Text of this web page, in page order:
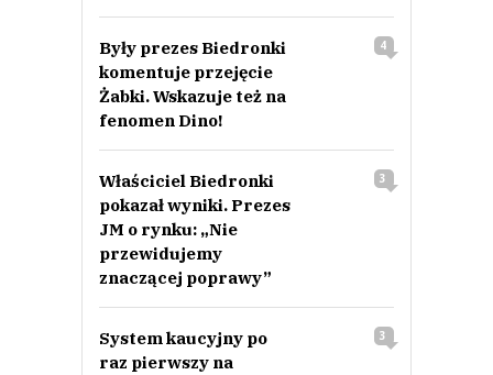
Były prezes Biedronki
komentuje przejęcie
Żabki. Wskazuje też na
fenomen Dino!
4
Właściciel Biedronki
pokazał wyniki. Prezes
JM o rynku: „Nie
przewidujemy
znaczącej poprawy”
3
System kaucyjny po
raz pierwszy na
3